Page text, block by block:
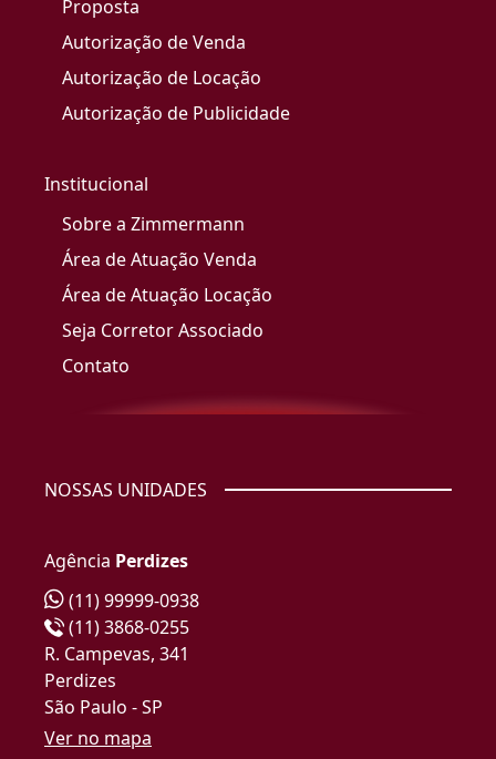
Proposta
Autorização de Venda
Autorização de Locação
Autorização de Publicidade
Institucional
Sobre a Zimmermann
Área de Atuação Venda
Área de Atuação Locação
Seja Corretor Associado
Contato
NOSSAS UNIDADES
Agência Perdizes
(11) 99999-0938
(11) 3868-0255
R. Campevas, 341
Perdizes
São Paulo - SP
Ver no mapa